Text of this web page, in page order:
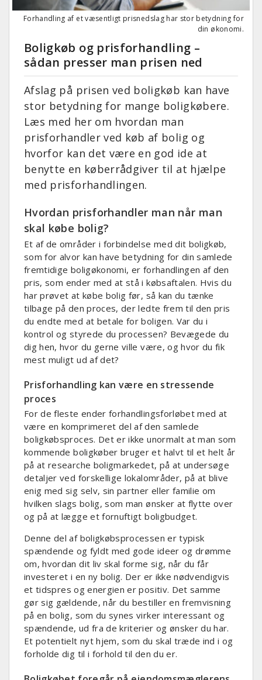
Forhandling af et væsentligt prisnedslag har stor betydning for
din økonomi.
Boligkøb og prisforhandling –
sådan presser man prisen ned
Afslag på prisen ved boligkøb kan have
stor betydning for mange boligkøbere.
Læs med her om hvordan man
prisforhandler ved køb af bolig og
hvorfor kan det være en god ide at
benytte en køberrådgiver til at hjælpe
med prisforhandlingen.
Hvordan prisforhandler man når man
skal købe bolig?
Et af de områder i forbindelse med dit boligkøb,
som for alvor kan have betydning for din samlede
fremtidige boligøkonomi, er forhandlingen af den
pris, som ender med at stå i købsaftalen. Hvis du
har prøvet at købe bolig før, så kan du tænke
tilbage på den proces, der ledte frem til den pris
du endte med at betale for boligen. Var du i
kontrol og styrede du processen? Bevægede du
dig hen, hvor du gerne ville være, og hvor du fik
mest muligt ud af det?
Prisforhandling kan være en stressende
proces
For de fleste ender forhandlingsforløbet med at
være en komprimeret del af den samlede
boligkøbsproces. Det er ikke unormalt at man som
kommende boligkøber bruger et halvt til et helt år
på at researche boligmarkedet, på at undersøge
detaljer ved forskellige lokalområder, på at blive
enig med sig selv, sin partner eller familie om
hvilken slags bolig, som man ønsker at flytte over
og på at lægge et fornuftigt boligbudget.
Denne del af boligkøbsprocessen er typisk
spændende og fyldt med gode ideer og drømme
om, hvordan dit liv skal forme sig, når du får
investeret i en ny bolig. Der er ikke nødvendigvis
et tidspres og energien er positiv. Det samme
gør sig gældende, når du bestiller en fremvisning
på en bolig, som du synes virker interessant og
spændende, ud fra de kriterier og ønsker du har.
Et potentielt nyt hjem, som du skal træde ind i og
forholde dig til i forhold til den du er.